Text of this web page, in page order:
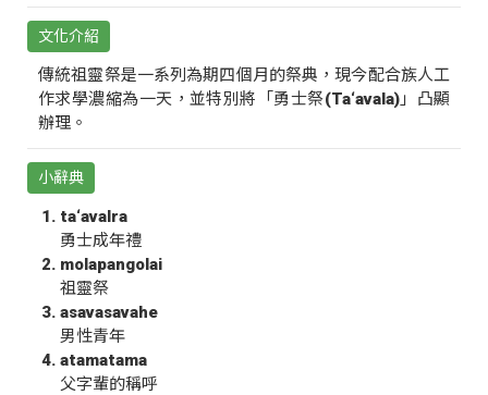
文化介紹
傳統祖靈祭是一系列為期四個月的祭典，現今配合族人工
作求學濃縮為一天，並特別將「勇士祭(Ta‘avala)」凸顯
辦理。
小辭典
ta‘avalra
勇士成年禮
molapangolai
祖靈祭
asavasavahe
男性青年
atamatama
父字輩的稱呼